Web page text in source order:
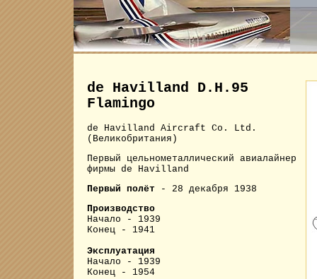
de Havilland D.H.95
Flamingo
de Havilland Aircraft Co. Ltd.
(Великобритания)
Первый цельнометаллический авиалайнер
фирмы de Havilland
Первый полёт - 28 декабря 1938
Производство
Начало - 1939
Конец - 1941
Эксплуатация
Начало - 1939
Конец - 1954